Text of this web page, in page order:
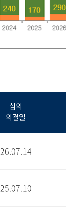
심의
의결일
26.07.14
25.07.10